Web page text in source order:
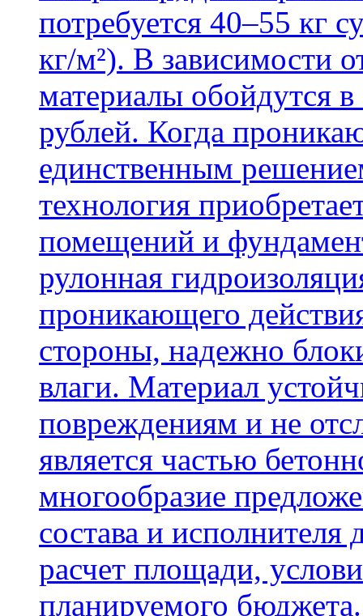
потребуется 40–55 кг
кг/м²). В зависимости
материалы обойдутся
рублей. Когда
единственным
технология
помещений и
рулонная
проникающего
стороны, надежно
влаги. Материал
повреждениям и не
является частью
многообразие
состава и
расчет площади,
планируемого